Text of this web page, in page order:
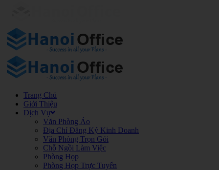
Trang Chủ
Giới Thiệu
Dịch Vụ
Văn Phòng Ảo
Địa Chỉ Đăng Ký Kinh Doanh
Văn Phòng Trọn Gói
Chỗ Ngồi Làm Việc
Phòng Họp
Phòng Họp Trực Tuyến